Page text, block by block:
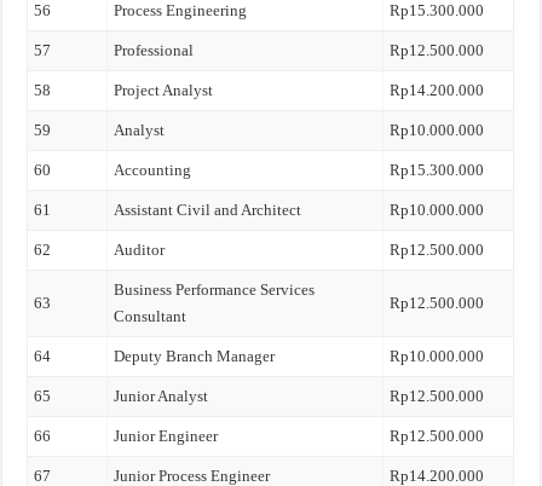
56 Process Engineering Rp15.300.000
57 Professional Rp12.500.000
58 Project Analyst Rp14.200.000
59 Analyst Rp10.000.000
60 Accounting Rp15.300.000
61 Assistant Civil and Architect Rp10.000.000
62 Auditor Rp12.500.000
63
Business Performance Services
Consultant
Rp12.500.000
64 Deputy Branch Manager Rp10.000.000
65 Junior Analyst Rp12.500.000
66 Junior Engineer Rp12.500.000
67 Junior Process Engineer Rp14.200.000